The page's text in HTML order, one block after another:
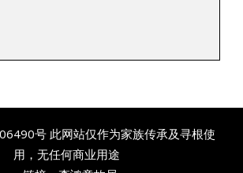
号此网站仅作为家族传承及寻根使
用，无任何商业用途